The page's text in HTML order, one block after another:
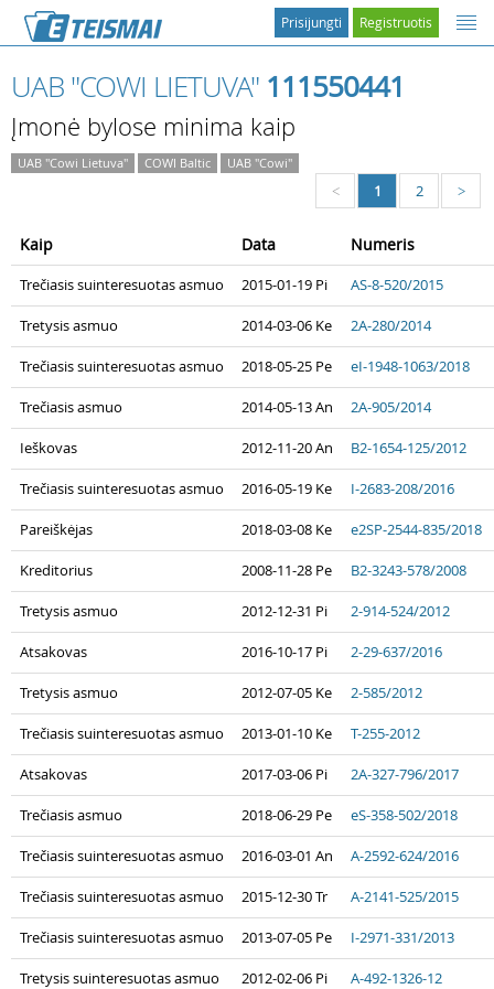
Registruotis
Prisijungti
UAB "COWI LIETUVA" 111550441
Įmonė bylose minima kaip
UAB "Cowi Lietuva" COWI Baltic UAB "Cowi"
< 1 2 >
Kaip Data Numeris
Trečiasis suinteresuotas asmuo 2015-01-19 Pi AS-8-520/2015
Tretysis asmuo 2014-03-06 Ke 2A-280/2014
Trečiasis suinteresuotas asmuo 2018-05-25 Pe eI-1948-1063/2018
Trečiasis asmuo 2014-05-13 An 2A-905/2014
Ieškovas 2012-11-20 An B2-1654-125/2012
Trečiasis suinteresuotas asmuo 2016-05-19 Ke I-2683-208/2016
Pareiškėjas 2018-03-08 Ke e2SP-2544-835/2018
Kreditorius 2008-11-28 Pe B2-3243-578/2008
Tretysis asmuo 2012-12-31 Pi 2-914-524/2012
Atsakovas 2016-10-17 Pi 2-29-637/2016
Tretysis asmuo 2012-07-05 Ke 2-585/2012
Trečiasis suinteresuotas asmuo 2013-01-10 Ke T-255-2012
Atsakovas 2017-03-06 Pi 2A-327-796/2017
Trečiasis asmuo 2018-06-29 Pe eS-358-502/2018
Trečiasis suinteresuotas asmuo 2016-03-01 An A-2592-624/2016
Trečiasis suinteresuotas asmuo 2015-12-30 Tr A-2141-525/2015
Trečiasis suinteresuotas asmuo 2013-07-05 Pe I-2971-331/2013
Tretysis suinteresuotas asmuo 2012-02-06 Pi A-492-1326-12